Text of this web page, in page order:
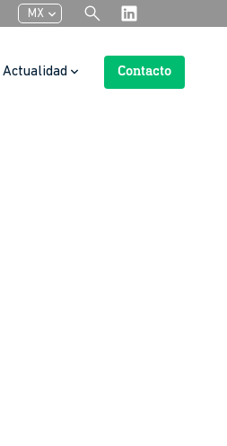
MXchevron_left search
Actualidad Contacto